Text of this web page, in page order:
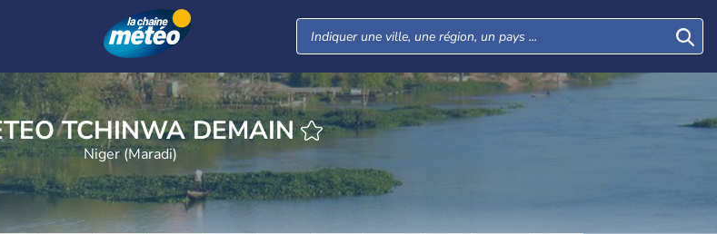
METEO TCHINWA DEMAIN
Niger (Maradi)